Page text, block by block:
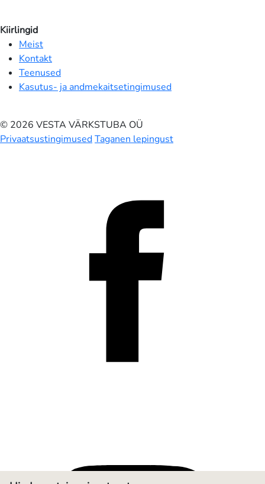
Kiirlingid
Meist
Kontakt
Teenused
Kasutus- ja andmekaitsetingimused
© 2026 VESTA VÄRKSTUBA OÜ
PrivaatsustingimusedTaganen lepingust